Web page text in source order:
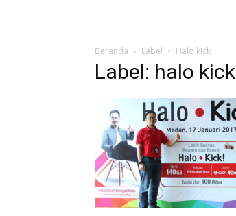
Beranda Label Halo kick
Label: halo kick